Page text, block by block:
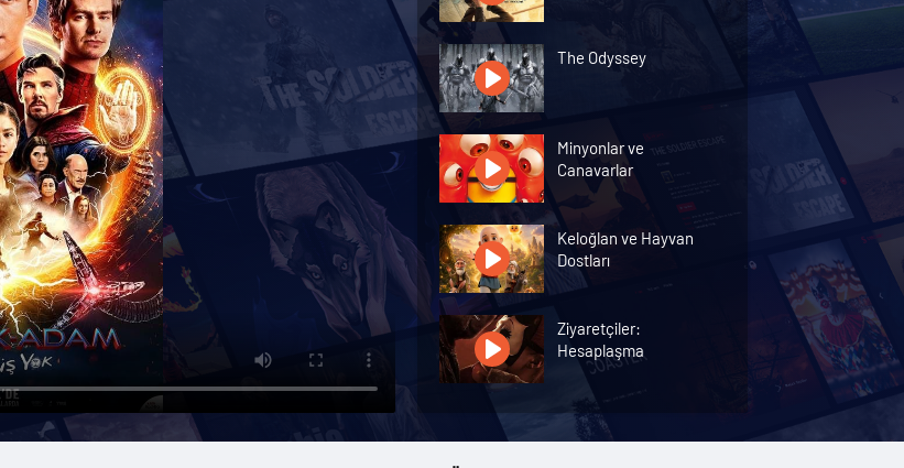
The Odyssey
Minyonlar ve
Canavarlar
Keloğlan ve Hayvan
Dostları
Ziyaretçiler:
Hesaplaşma
Nasreddin Hoca:
Zaman Yolcusu 4